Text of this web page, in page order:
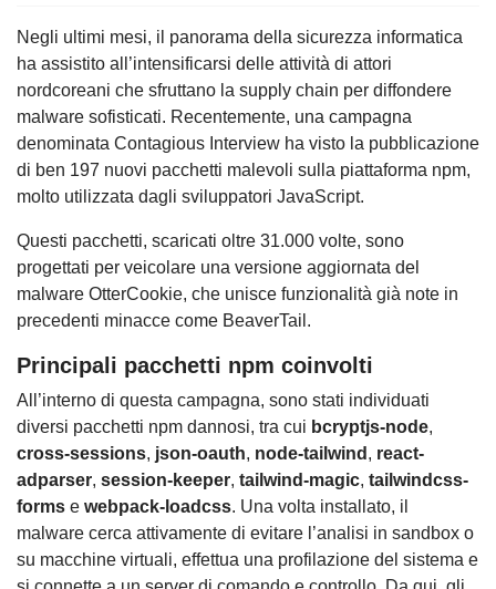
Negli ultimi mesi, il panorama della sicurezza informatica
ha assistito all’intensificarsi delle attività di attori
nordcoreani che sfruttano la supply chain per diffondere
malware sofisticati. Recentemente, una campagna
denominata Contagious Interview ha visto la pubblicazione
di ben 197 nuovi pacchetti malevoli sulla piattaforma npm,
molto utilizzata dagli sviluppatori JavaScript.
Questi pacchetti, scaricati oltre 31.000 volte, sono
progettati per veicolare una versione aggiornata del
malware OtterCookie, che unisce funzionalità già note in
precedenti minacce come BeaverTail.
Principali pacchetti npm coinvolti
All’interno di questa campagna, sono stati individuati
diversi pacchetti npm dannosi, tra cui bcryptjs-node,
cross-sessions, json-oauth, node-tailwind , react-
adparser, session-keeper, tailwind-magic, tailwindcss-
forms e webpack-loadcss. Una volta installato, il
malware cerca attivamente di evitare l’analisi in sandbox o
su macchine virtuali, effettua una profilazione del sistema e